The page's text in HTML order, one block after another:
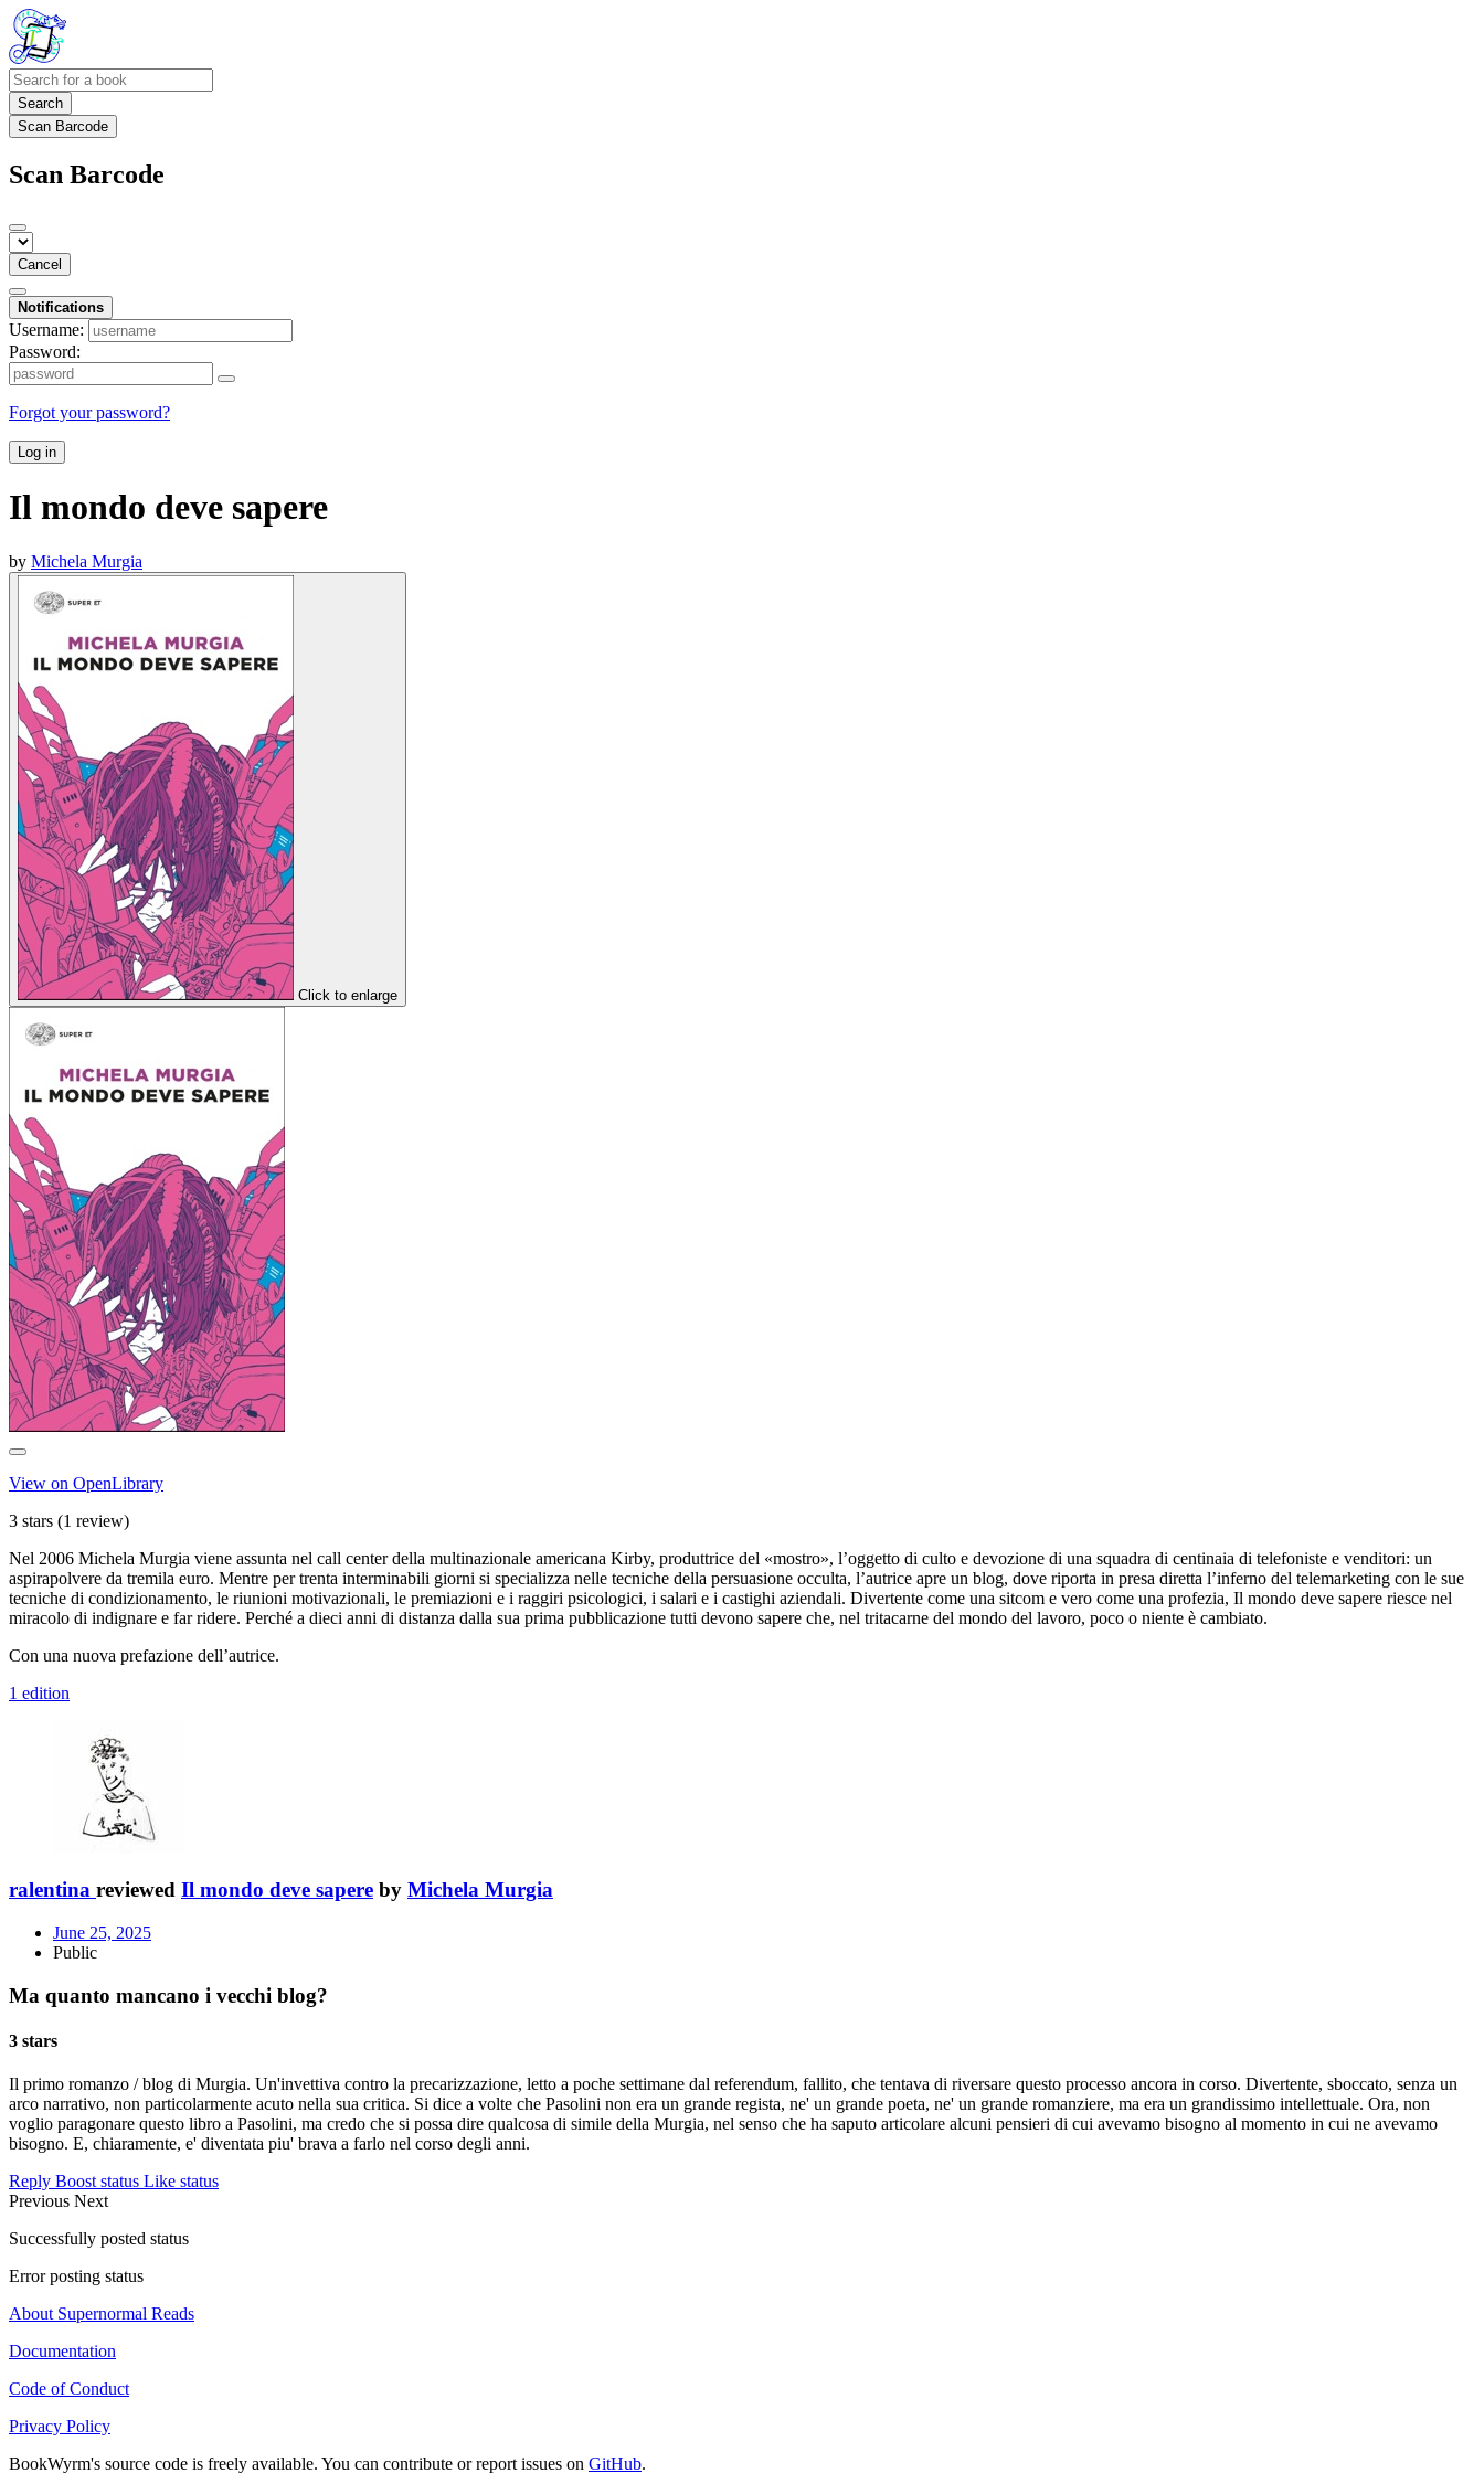
Search
Scan Barcode
Scan Barcode
Cancel
Notifications
Username:
Password:
Forgot your password?
Log in
Il mondo deve sapere
by Michela Murgia
Click to enlarge
View on OpenLibrary
3 stars (1 review)
Nel 2006 Michela Murgia viene assunta nel call center della multinazionale americana Kirby, produttrice del «mostro», l’oggetto di culto e devozione di una squadra di centinaia di telefoniste e venditori: un
aspirapolvere da tremila euro. Mentre per trenta interminabili giorni si specializza nelle tecniche della persuasione occulta, l’autrice apre un blog, dove riporta in presa diretta l’inferno del telemarketing con le sue
tecniche di condizionamento, le riunioni motivazionali, le premiazioni e i raggiri psicologici, i salari e i castighi aziendali. Divertente come una sitcom e vero come una profezia, Il mondo deve sapere riesce nel
miracolo di indignare e far ridere. Perché a dieci anni di distanza dalla sua prima pubblicazione tutti devono sapere che, nel tritacarne del mondo del lavoro, poco o niente è cambiato.
Con una nuova prefazione dell’autrice.
1 edition
ralentina reviewed Il mondo deve sapere by Michela Murgia
June 25, 2025
Public
Ma quanto mancano i vecchi blog?
3 stars
Il primo romanzo / blog di Murgia. Un'invettiva contro la precarizzazione, letto a poche settimane dal referendum, fallito, che tentava di riversare questo processo ancora in corso. Divertente, sboccato, senza un
arco narrativo, non particolarmente acuto nella sua critica. Si dice a volte che Pasolini non era un grande regista, ne' un grande poeta, ne' un grande romanziere, ma era un grandissimo intellettuale. Ora, non
voglio paragonare questo libro a Pasolini, ma credo che si possa dire qualcosa di simile della Murgia, nel senso che ha saputo articolare alcuni pensieri di cui avevamo bisogno al momento in cui ne avevamo
bisogno. E, chiaramente, e' diventata piu' brava a farlo nel corso degli anni.
Reply Boost status Like status
Previous Next
Successfully posted status
Error posting status
About Supernormal Reads
Documentation
Code of Conduct
Privacy Policy
BookWyrm's source code is freely available. You can contribute or report issues on GitHub.